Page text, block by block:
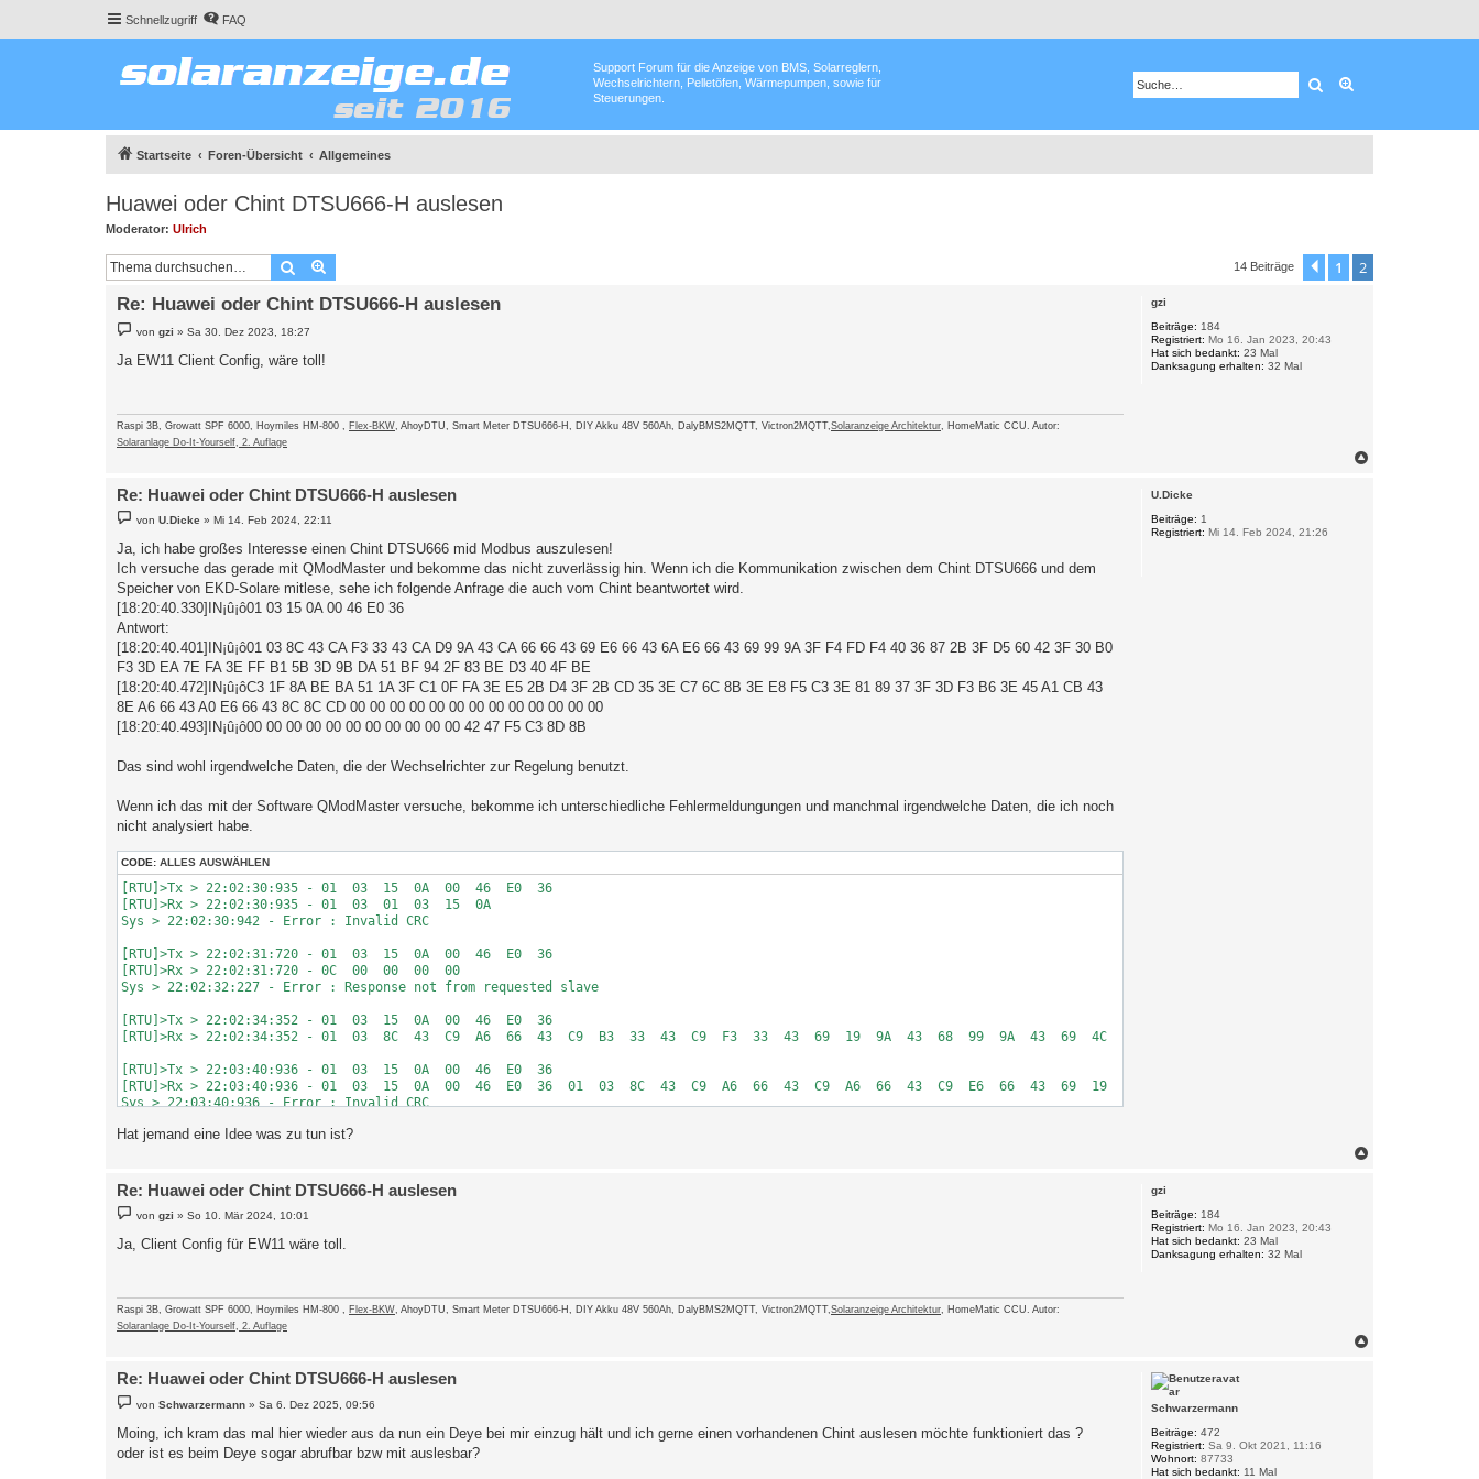
Schnellzugriff FAQ
Support Forum für die Anzeige von BMS, Solarreglern,
Wechselrichtern, Pelletöfen, Wärmepumpen, sowie für
Steuerungen.
Suche
Startseite Foren-Übersicht Allgemeines
Huawei oder Chint DTSU666-H auslesen
Moderator: Ulrich
Suche 14 Beiträge Vorherige
1 2
gzi
Beiträge: 184
Registriert: Mo 16. Jan 2023, 20:43
Hat sich bedankt: 23 Mal
Danksagung erhalten: 32 Mal
Re: Huawei oder Chint DTSU666-H auslesen
e
t
vongzi »Sa 30. Dez 2023, 18:27
Ja EW11 Client Config, wäre toll!
Raspi 3B, Growatt SPF 6000, Hoymiles HM-800 , Flex-BKW , AhoyDTU, Smart Meter DTSU666-H, DIY Akku 48V 560Ah, DalyBMS2MQTT, Victron2MQTT, Solaranzeige Architektur , HomeMatic CCU. Autor:
Solaranlage Do-It-Yourself, 2. Auflage
U.Dicke
Beiträge: 1
Registriert: Mi 14. Feb 2024, 21:26
Re: Huawei oder Chint DTSU666-H auslesen
e
t
r
g
vonU.Dicke »Mi 14. Feb 2024, 22:11
Ja, ich habe großes Interesse einen Chint DTSU666 mid Modbus auszulesen!
Ich versuche das gerade mit QModMaster und bekomme das nicht zuverlässig hin. Wenn ich die Kommunikation zwischen dem Chint DTSU666 und dem
Speicher von EKD-Solare mitlese, sehe ich folgende Anfrage die auch vom Chint beantwortet wird.
[18:20:40.330]IN¡û¡ô01 03 15 0A 00 46 E0 36
Antwort:
[18:20:40.401]IN¡û¡ô01 03 8C 43 CA F3 33 43 CA D9 9A 43 CA 66 66 43 69 E6 66 43 6A E6 66 43 69 99 9A 3F F4 FD F4 40 36 87 2B 3F D5 60 42 3F 30 B0
F3 3D EA 7E FA 3E FF B1 5B 3D 9B DA 51 BF 94 2F 83 BE D3 40 4F BE
[18:20:40.472]IN¡û¡ôC3 1F 8A BE BA 51 1A 3F C1 0F FA 3E E5 2B D4 3F 2B CD 35 3E C7 6C 8B 3E E8 F5 C3 3E 81 89 37 3F 3D F3 B6 3E 45 A1 CB 43
8E A6 66 43 A0 E6 66 43 8C 8C CD 00 00 00 00 00 00 00 00 00 00 00 00 00
[18:20:40.493]IN¡û¡ô00 00 00 00 00 00 00 00 00 00 00 42 47 F5 C3 8D 8B
Das sind wohl irgendwelche Daten, die der Wechselrichter zur Regelung benutzt.
Wenn ich das mit der Software QModMaster versuche, bekomme ich unterschiedliche Fehlermeldungungen und manchmal irgendwelche Daten, die ich noch
nicht analysiert habe.
CODE: ALLES AUSWÄHLEN
[RTU]>Tx > 22:02:30:935 - 01  03  15  0A  00  46  E0  36
[RTU]>Rx > 22:02:30:935 - 01  03  01  03  15  0A
Sys > 22:02:30:942 - Error : Invalid CRC
[RTU]>Tx > 22:02:31:720 - 01  03  15  0A  00  46  E0  36
[RTU]>Rx > 22:02:31:720 - 0C  00  00  00  00
Sys > 22:02:32:227 - Error : Response not from requested slave
[RTU]>Tx > 22:02:34:352 - 01  03  15  0A  00  46  E0  36
[RTU]>Rx > 22:02:34:352 - 01  03  8C  43  C9  A6  66  43  C9  B3  33  43  C9  F3  33  43  69  19  9A  43  68  99  9A  43  69  4C  CD  3F  E8  72  B0  40  3A  8F  5C  3F
[RTU]>Tx > 22:03:40:936 - 01  03  15  0A  00  46  E0  36
[RTU]>Rx > 22:03:40:936 - 01  03  15  0A  00  46  E0  36  01  03  8C  43  C9  A6  66  43  C9  A6  66  43  C9  E6  66  43  69  19
Sys > 22:03:40:936 - Error : Invalid CRC
[RTU]>Tx > 22:03:42:728 - 01  03  15  0A  00  46  E0  36
Hat jemand eine Idee was zu tun ist?
gzi
Beiträge: 184
Registriert: Mo 16. Jan 2023, 20:43
Hat sich bedankt: 23 Mal
Danksagung erhalten: 32 Mal
Re: Huawei oder Chint DTSU666-H auslesen
t
vongzi »So 10. Mär 2024, 10:01
Ja, Client Config für EW11 wäre toll.
Raspi 3B, Growatt SPF 6000, Hoymiles HM-800 , Flex-BKW, AhoyDTU, Smart Meter DTSU666-H, DIY Akku 48V 560Ah, DalyBMS2MQTT, Victron2MQTT,Solaranzeige Architektur, HomeMatic CCU. Autor:
Solaranlage Do-It-Yourself, 2. Auflage
Schwarzermann
Beiträge: 472
Registriert: Sa 9. Okt 2021, 11:16
Wohnort: 87733
Hat sich bedankt: 11 Mal
Re: Huawei oder Chint DTSU666-H auslesen
e
t
r
vonSchwarzermann »Sa 6. Dez 2025, 09:56
Moing, ich kram das mal hier wieder aus da nun ein Deye bei mir einzug hält und ich gerne einen vorhandenen Chint auslesen möchte funktioniert das ?
oder ist es beim Deye sogar abrufbar bzw mit auslesbar?